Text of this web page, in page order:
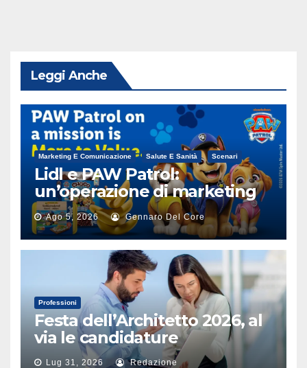
Leggi Anche
Marketing E Comunicazione Salute E Sanità Scenari
Lidl e PAW Patrol:
un’operazione di marketing
alimentare
Ago 5, 2026 Gennaro Del Core
Professioni
Festa dell’Architetto 2026, al
via le candidature
Lug 31, 2026 Redazione